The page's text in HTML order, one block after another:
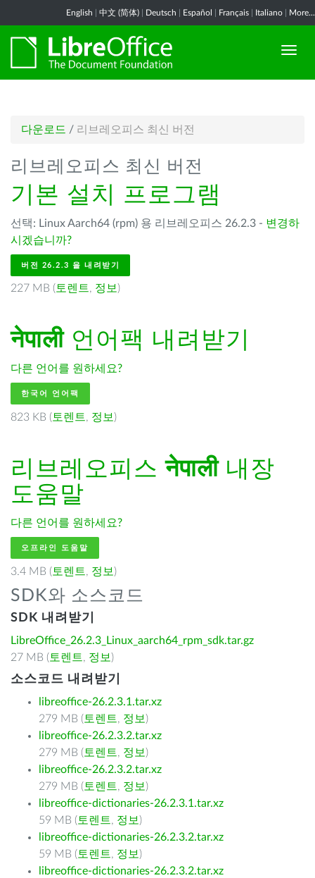
English 中文 (简体) Deutsch Español Français Italiano More...
다운로드 / 리브레오피스 최신 버전
리브레오피스 최신 버전
기본 설치 프로그램
선택: Linux Aarch64 (rpm) 용 리브레오피스 26.2.3 - 변경하
시겠습니까?
버전 26.2.3 을 내려받기
227 MB ( 토렌트, 정보 )
नेपाली언어팩 내려받기
다른 언어를 원하세요?
한국어 언어팩
823 KB ( 토렌트, 정보 )
리브레오피스नेपाली내장
도움말
다른 언어를 원하세요?
오프라인 도움말
3.4 MB ( 토렌트, 정보 )
SDK와 소스코드
SDK 내려받기
LibreOffice_26.2.3_Linux_aarch64_rpm_sdk.tar.gz
27 MB ( 토렌트, 정보 )
소스코드 내려받기
libreoffice-26.2.3.1.tar.xz
279 MB ( 토렌트, 정보 )
libreoffice-26.2.3.2.tar.xz
279 MB ( 토렌트, 정보 )
libreoffice-26.2.3.2.tar.xz
279 MB ( 토렌트, 정보 )
libreoffice-dictionaries-26.2.3.1.tar.xz
59 MB ( 토렌트, 정보 )
libreoffice-dictionaries-26.2.3.2.tar.xz
59 MB ( 토렌트, 정보 )
libreoffice-dictionaries-26.2.3.2.tar.xz